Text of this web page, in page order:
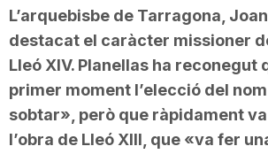
L’arquebisbe de Tarragona,
destacat el caràcter missioner
Lleó XIV. Planellas ha reconegut
primer moment l’elecció del
sobtar», però que ràpidament
l’obra de Lleó XIII, que «va fer